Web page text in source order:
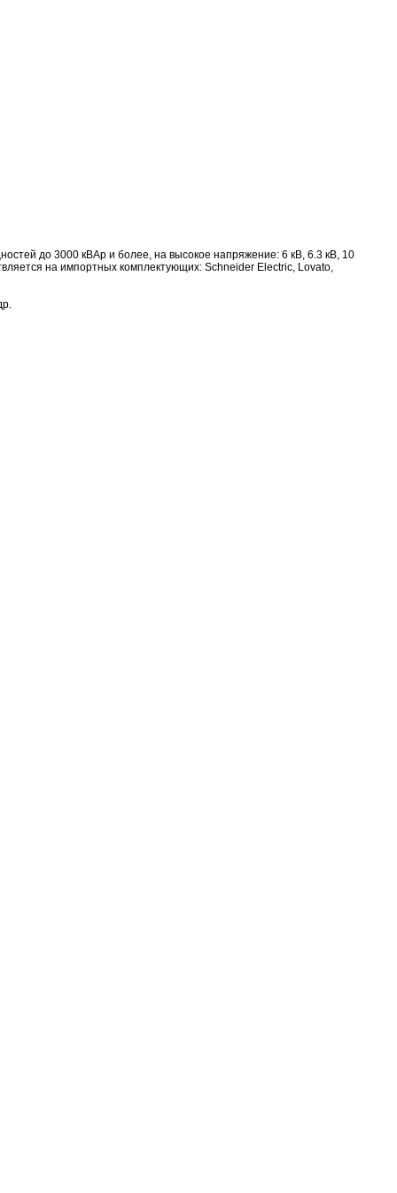
до 3000 кВАр и более, на высокое напряжение: 6 кВ, 6.3 кВ, 10
на импортных комплектующих: Schneider Electric, Lovato,